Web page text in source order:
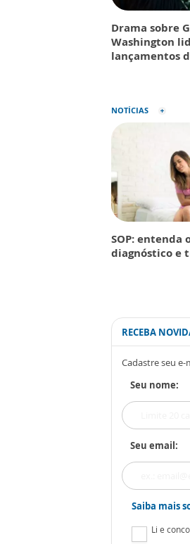
Drama sobre
Washington
lançamentos
NOTÍCIAS
SOP: entenda
diagnóstico e
RECEBA
Cadastre seu
Seu nome:
Seu email:
Saiba mais
Li e